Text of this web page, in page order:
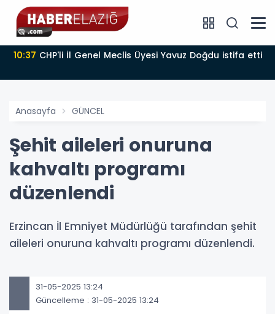
10:37 CHP'li İl Genel Meclis Üyesi Yavuz Doğdu istifa etti
Anasayfa GÜNCEL
Şehit aileleri onuruna
kahvaltı programı
düzenlendi
Erzincan İl Emniyet Müdürlüğü tarafından şehit
aileleri onuruna kahvaltı programı düzenlendi.
31-05-2025 13:24
Güncelleme : 31-05-2025 13:24